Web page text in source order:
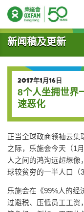
开始主要内容
新闻稿及更新
2017年1月16日
8个人坐拥世界
速恶化
正当全球政商领袖云集
之际，乐施会今天（1
人之间的鸿沟远超想像
球较贫穷的一半人口（
乐施会在《99%人的经
过避税、压低员工工资